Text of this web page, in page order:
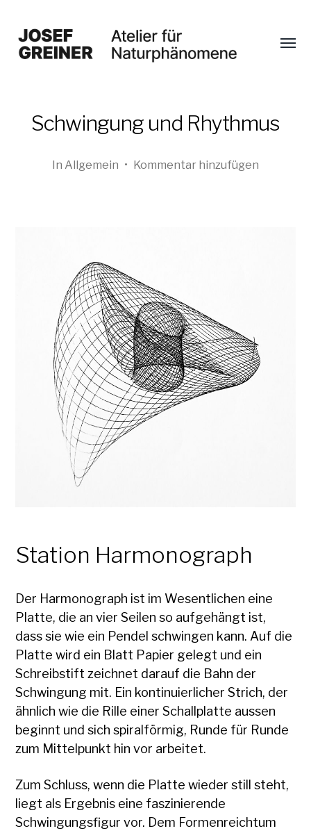
Menü
Schwingung und Rhythmus
In Allgemein • Kommentar hinzufügen
Station Harmonograph
Der Harmonograph ist im Wesentlichen eine
Platte, die an vier Seilen so aufgehängt ist,
dass sie wie ein Pendel schwingen kann. Auf die
Platte wird ein Blatt Papier gelegt und ein
Schreibstift zeichnet darauf die Bahn der
Schwingung mit. Ein kontinuierlicher Strich, der
ähnlich wie die Rille einer Schallplatte aussen
beginnt und sich spiralförmig, Runde für Runde
zum Mittelpunkt hin vor arbeitet.
Zum Schluss, wenn die Platte wieder still steht,
liegt als Ergebnis eine faszinierende
Schwingungsfigur vor. Dem Formenreichtum